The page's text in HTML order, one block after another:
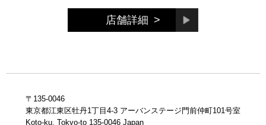
店舗詳細 >
〒135-0046
東京都江東区牡丹1丁目4-3 アーバンステージ門前仲町101号室
Koto-ku, Tokyo-to 135-0046 Japan